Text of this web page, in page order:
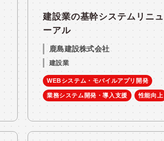
建設業の基幹システムリニュ
ーアル
鹿島建設株式会社
建設業
WEBシステム・モバイルアプリ開発
業務システム開発・導入支援 性能向上